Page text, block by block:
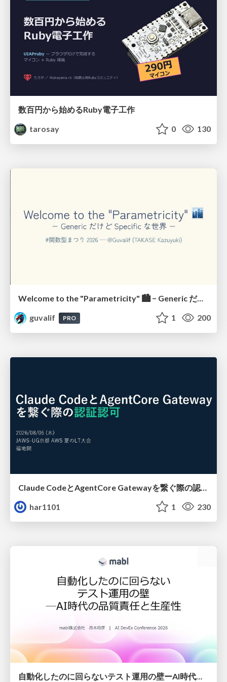
数百円から始めるRuby電子工作
tarosay
0 130
Welcome to the "Parametricity" 🏙️ − Generic だけど Specific な世界 −
guvalif
PRO 1 200
har1101
1 230
自動化したのに回らないテスト運用の壁ーAI時代の品質責任と生産性